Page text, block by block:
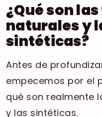
¿Qué son
naturales y
sintéticas?
Antes de
empecemos por el
qué son realmente
y las sintéticas.